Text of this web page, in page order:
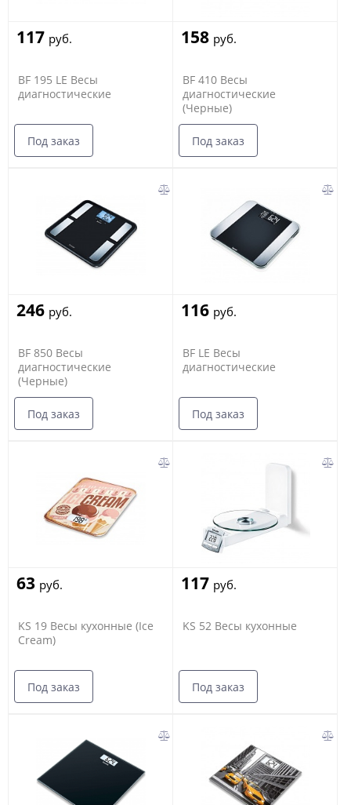
117 руб.
BF 195 LE Весы
диагностические
Под заказ
158 руб.
BF 410 Весы
диагностические
(Черные)
Под заказ
246 руб.
BF 850 Весы
диагностические
(Черные)
Под заказ
116 руб.
BF LE Весы
диагностические
Под заказ
63 руб.
KS 19 Весы кухонные (Ice
Cream)
Под заказ
117 руб.
KS 52 Весы кухонные
Под заказ